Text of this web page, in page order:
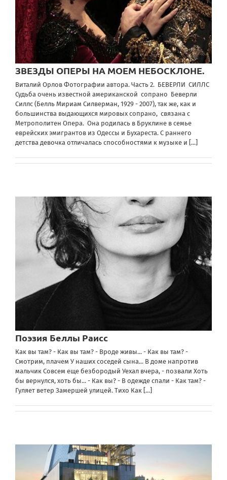
ЗВЕЗДЫ ОПЕРЫ НА МОЕМ НЕБОСКЛОНЕ.
Виталий Орлов Фотографии автора. Часть 2. БЕВЕРЛИ СИЛЛС
Судьба очень известной американской сопрано Беверли
Силлс (Белль Мириам Силверман, 1929 - 2007), так же, как и
большинства выдающихся мировых сопрано, связана с
Метрополитен Опера. Она родилась в Бруклине в семье
еврейских эмигрантов из Одессы и Бухареста. С раннего
детства девочка отличалась способностями к музыке и [...]
Поэзия Беллы Раисс
Как вы там? - Как вы там? - Вроде живы... - Как вы там? -
Смотрим, плачем У наших соседей сына... В доме напротив
мальчик Совсем еще безбородый Уехал вчера, - позвали Хоть
бы вернулся, хоть бы... - Как вы? - В одежде спали - Как там? -
Гуляет ветер Замершей улицей. Тихо Как [...]